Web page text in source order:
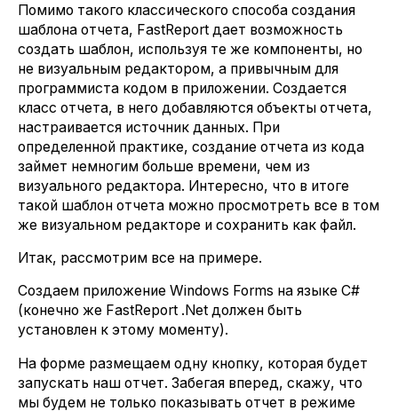
Помимо такого классического способа создания
шаблона отчета, FastReport дает возможность
создать шаблон, используя те же компоненты, но
не визуальным редактором, а привычным для
программиста кодом в приложении. Создается
класс отчета, в него добавляются объекты отчета,
настраивается источник данных. При
определенной практике, создание отчета из кода
займет немногим больше времени, чем из
визуального редактора. Интересно, что в итоге
такой шаблон отчета можно просмотреть все в том
же визуальном редакторе и сохранить как файл.
Итак, рассмотрим все на примере.
Создаем приложение Windows Forms на языке C#
(конечно же FastReport .Net должен быть
установлен к этому моменту).
На форме размещаем одну кнопку, которая будет
запускать наш отчет. Забегая вперед, скажу, что
мы будем не только показывать отчет в режиме